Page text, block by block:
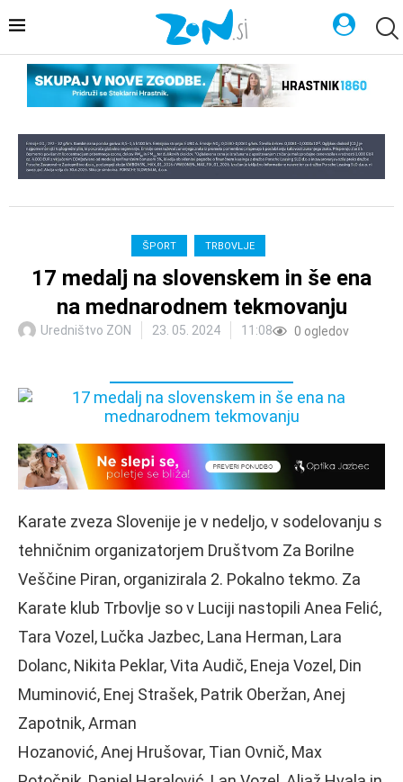
ŠPORT TRBOVLJE
17 medalj na slovenskem in še ena
na mednarodnem tekmovanju
Uredništvo ZON 23. 05. 2024 11:08 0 ogledov
Karate zveza Slovenije je v nedeljo, v sodelovanju s
tehničnim organizatorjem Društvom Za Borilne
Veščine Piran, organizirala 2. Pokalno tekmo. Za
Karate klub Trbovlje so v Luciji nastopili Anea Felić,
Tara Vozel, Lučka Jazbec, Lana Herman, Lara
Dolanc, Nikita Peklar, Vita Audič, Eneja Vozel, Din
Muminović, Enej Strašek, Patrik Oberžan, Anej
Zapotnik, Arman
Hozanović, Anej Hrušovar, Tian Ovnič, Max